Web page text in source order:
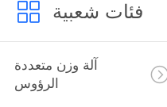
فئات شعبية
آلة وزن متعددة
الرؤوس